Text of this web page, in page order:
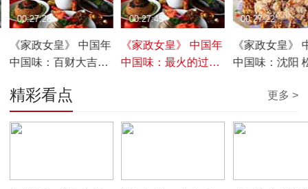
《家政女皇》 中国年
中国味：百财大吉
00:27:28
《家政女皇》 中国年
中国味：最火的过年
00:27:45
《家政女皇》
中国味：沈阳
00:27:22
精彩看点 更多 >